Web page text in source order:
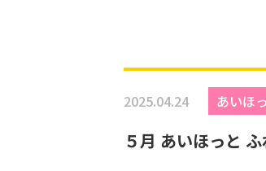
2025.04.24 あいほ
５月 あいほっと